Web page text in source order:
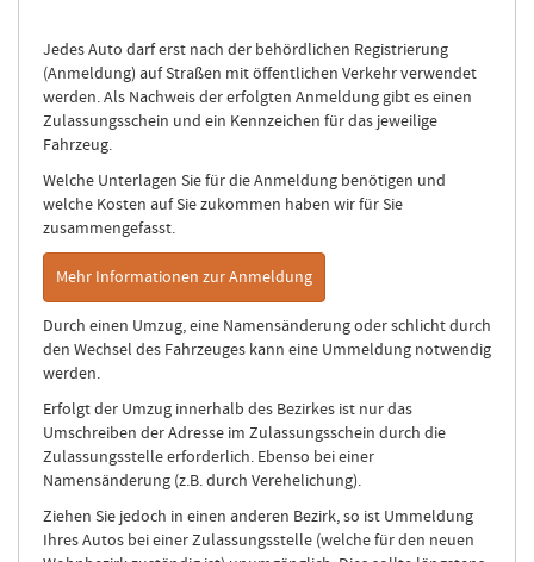
Jedes Auto darf erst nach der behördlichen Registrierung
(Anmeldung) auf Straßen mit öffentlichen Verkehr verwendet
werden. Als Nachweis der erfolgten Anmeldung gibt es einen
Zulassungsschein und ein Kennzeichen für das jeweilige
Fahrzeug.
Welche Unterlagen Sie für die Anmeldung benötigen und
welche Kosten auf Sie zukommen haben wir für Sie
zusammengefasst.
Mehr Informationen zur Anmeldung
Durch einen Umzug, eine Namensänderung oder schlicht durch
den Wechsel des Fahrzeuges kann eine Ummeldung notwendig
werden.
Erfolgt der Umzug innerhalb des Bezirkes ist nur das
Umschreiben der Adresse im Zulassungsschein durch die
Zulassungsstelle erforderlich. Ebenso bei einer
Namensänderung (z.B. durch Verehelichung).
Ziehen Sie jedoch in einen anderen Bezirk, so ist Ummeldung
Ihres Autos bei einer Zulassungsstelle (welche für den neuen